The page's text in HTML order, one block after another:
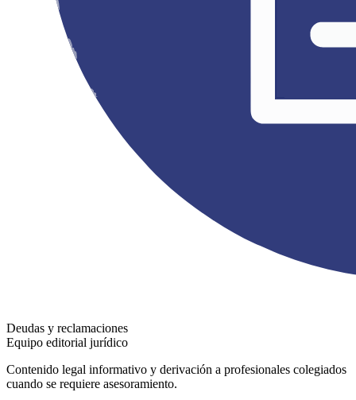
Deudas y reclamaciones
Equipo editorial jurídico
Contenido legal informativo y derivación a profesionales colegiados
cuando se requiere asesoramiento.